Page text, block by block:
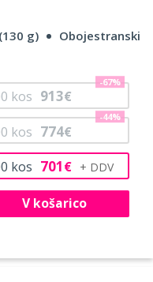
g)
Obojestranski
kos 701€
kos 774€
-44%
kos 913€
-67%
V košarico